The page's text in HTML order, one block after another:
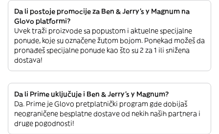
Da li postoje promocije za Ben & Jerry's y Magnum na
Glovo platformi?
Uvek traži proizvode sa popustom i aktuelne specijalne
ponude, koje su označene žutom bojom. Ponekad možeš da
pronađeš specijalne ponude kao što su 2 za 1 ili snižena
dostava!
Da li Prime uključuje i Ben & Jerry's y Magnum?
Da. Prime je Glovo pretplatnički program gde dobijaš
neograničene besplatne dostave od nekih naših partnera i
druge pogodnosti!